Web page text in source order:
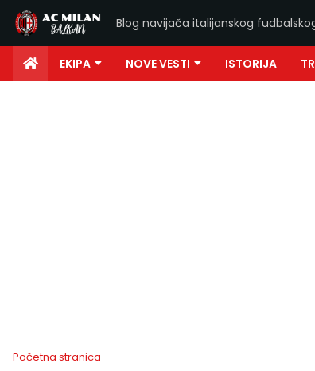
Blog navijača italijanskog
EKIPA NOVE VESTI ISTORIJA
Početna stranica